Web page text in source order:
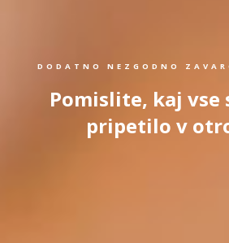
DODATNO NEZGODNO
Pomislite, kaj vse
pripetilo v